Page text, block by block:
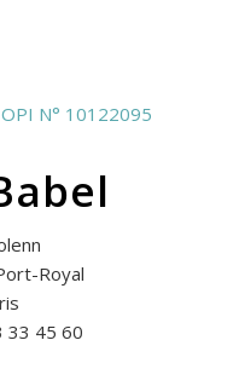
N° 10122095
Royal
33 45 60